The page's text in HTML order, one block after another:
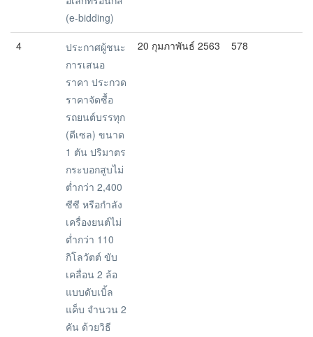
(e-bidding)
4
ประกาศผู้ชนะ
การเสนอ
ราคา ประกวด
ราคาจัดซื้อ
รถยนต์บรรทุก
(ดีเซล) ขนาด
1 ตัน ปริมาตร
กระบอกสูบไม่
ต่ำกว่า 2,400
ซีซี หรือกำลัง
เครื่องยนต์ไม่
ต่ำกว่า 110
กิโลวัตต์ ขับ
เคลื่อน 2 ล้อ
แบบดับเบิ้ล
แค็บ จำนวน 2
คัน ด้วยวิธี
20 กุมภาพันธ์ 2563 578